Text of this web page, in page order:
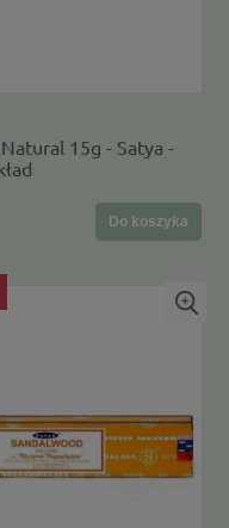
15g - Satya -
Do koszyka